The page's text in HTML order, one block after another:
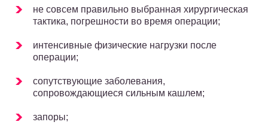
не совсем правильно выбранная хирургическая
тактика, погрешности во время операции;
интенсивные физические нагрузки после
операции;
сопутствующие заболевания,
сопровождающиеся сильным кашлем;
запоры;